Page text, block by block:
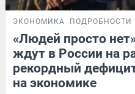
ЭКОНОМИКА ПОДРОБНОСТИ
«Людей просто
ждут в России на
рекордный
на экономике